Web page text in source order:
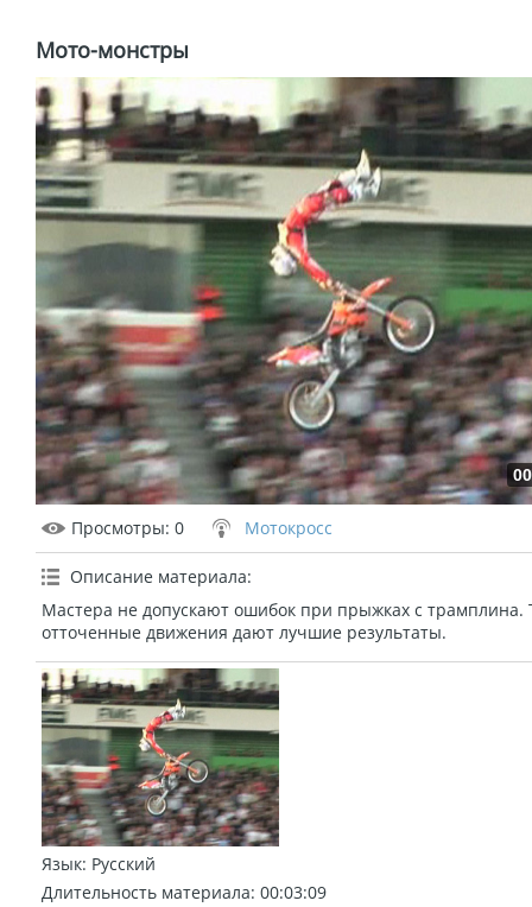
Мото-монстры
Просмотры: 0 Мотокросс
Описание материала:
Мастера не допускают ошибок при прыжках с трамплина.
отточенные движения дают лучшие результаты.
Язык: Русский
Длительность материала: 00:03:09